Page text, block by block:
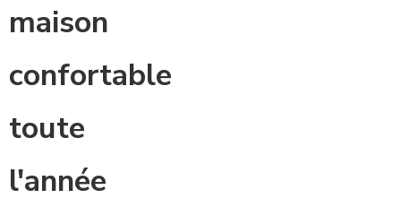
maison
confortable
toute
l'année